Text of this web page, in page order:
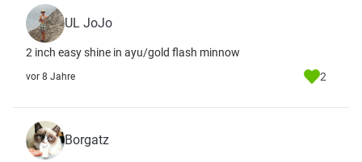
UL JoJo
2 inch easy shine in ayu/gold flash minnow
vor 8 Jahre 2
Borgatz